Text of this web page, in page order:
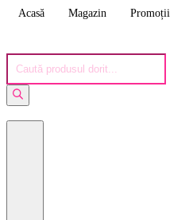
Acasă Magazin Promoții
search